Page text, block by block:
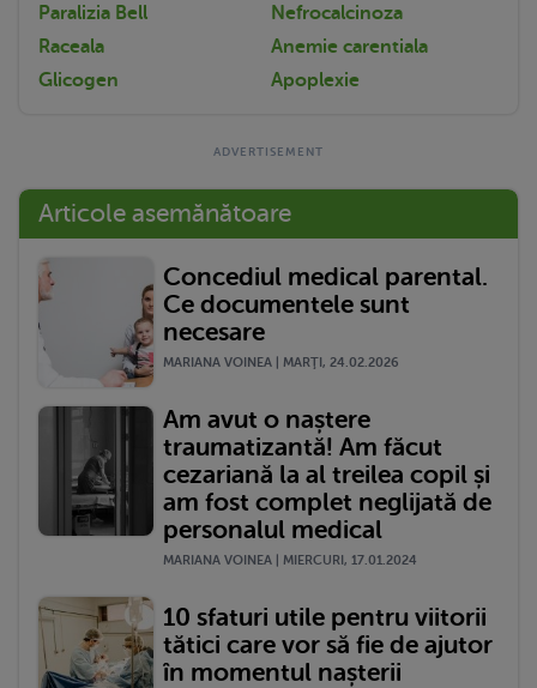
Paralizia Bell
Nefrocalcinoza
Raceala
Anemie carentiala
Glicogen
Apoplexie
Articole asemănătoare
Concediul medical parental.
Ce documentele sunt
necesare
MARIANA VOINEA | MARŢI, 24.02.2026
Am avut o naștere
traumatizantă! Am făcut
cezariană la al treilea copil și
am fost complet neglijată de
personalul medical
MARIANA VOINEA | MIERCURI, 17.01.2024
10 sfaturi utile pentru viitorii
tătici care vor să fie de ajutor
în momentul nașterii